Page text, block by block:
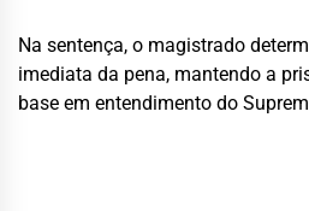
Na sentença, o magistrado
imediata da pena, mantendo a
base em entendimento do